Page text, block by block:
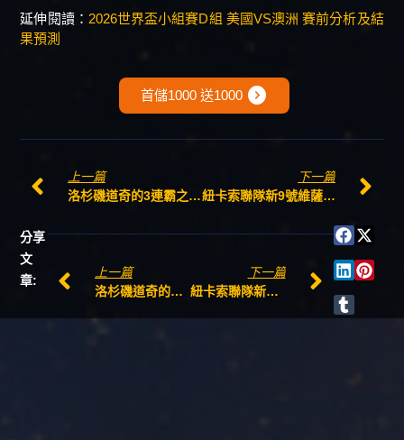
延伸閱讀： 2026世界盃小組賽D組 美國VS澳洲 賽前分析及結
果預測
首儲1000 送1000 expand_circle_right
上一篇
洛杉磯道奇的3連霸之路 別因為他們玩得太出色而心生怨恨
下一篇
紐卡索聯隊新9號維薩的傳奇
分享
文
章:
上一篇
洛杉磯道奇的3連霸之路 別因為他們玩得太出色而心生怨恨
下一篇
紐卡索聯隊新9號維薩的傳奇